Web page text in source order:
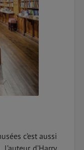
c’est aussi